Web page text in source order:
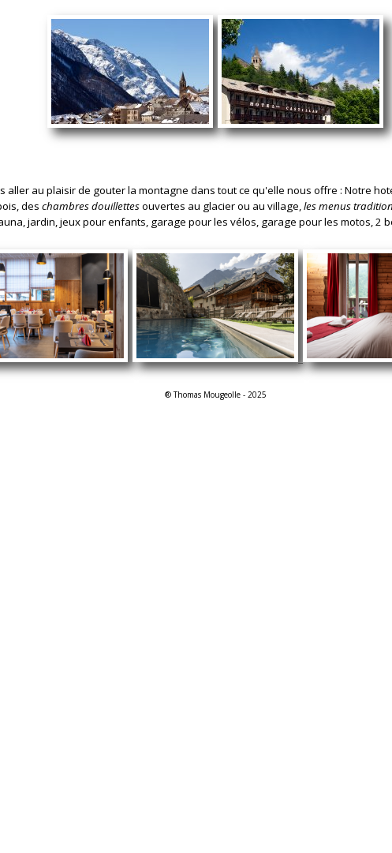
aller au plaisir de gouter la montagne dans tout ce qu'elle nous offre : Notre
des chambres douillettesouvertes au glacier ou au village,les menus
jardin, jeux pour enfants, garage pour les vélos, garage pour les motos, 2
® Thomas Mougeolle - 2025